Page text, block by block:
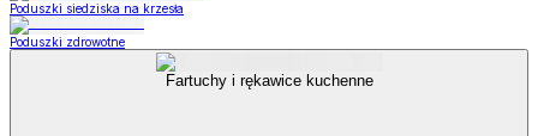
Poduszki siedziska na krzesła
Poduszki zdrowotne
Fartuchy i rękawice kuchenne